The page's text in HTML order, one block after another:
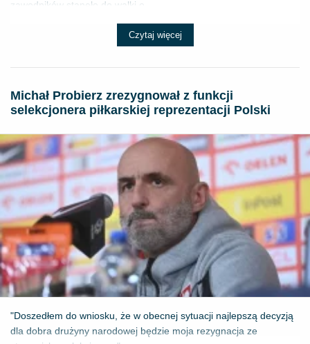
zawodników stanęło do walki o ...
Czytaj więcej
Michał Probierz zrezygnował z funkcji
selekcjonera piłkarskiej reprezentacji Polski
"Doszedłem do wniosku, że w obecnej sytuacji najlepszą decyzją
dla dobra drużyny narodowej będzie moja rezygnacja ze